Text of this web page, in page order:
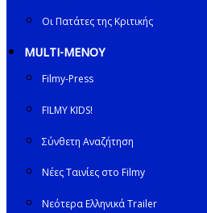
Οι Πατάτες της Κριτικής
MULTI-ΜΕΝΟΥ
Filmy-Press
FILMY KIDS!
Σύνθετη Αναζήτηση
Νέες Ταινίες στο Filmy
Νεότερα Ελληνικά Trailer